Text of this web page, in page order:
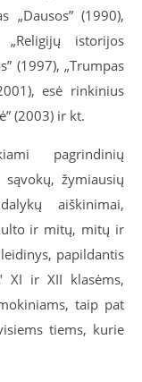
„Dausos” (1990),
istorijos
(1997), „Trumpas
esė rinkinius
(2003) ir kt.
pagrindinių
žymiausių
aiškinimai,
ir mitų, mitų ir
papildantis
XI ir XII klasėms,
taip pat
tiems, kurie